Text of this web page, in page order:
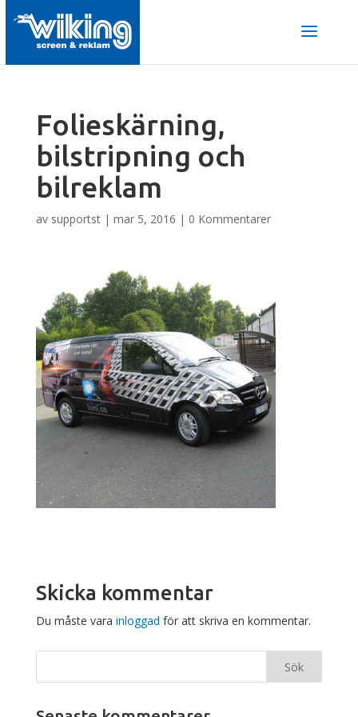
Folieskärning,
bilstripning och
bilreklam
av supportst| mar 5, 2016 | 0 Kommentarer
Skicka kommentar
Du måste vara inloggad för att skriva en kommentar.